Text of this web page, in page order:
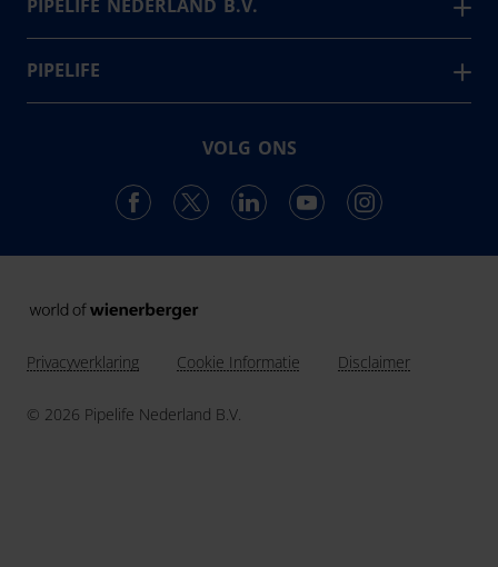
PIPELIFE NEDERLAND B.V.
Pipelife is één van de grootste producenten van
kunststof leidingsystemen in Europa. Sinds 1947
Landen in Europa
PIPELIFE
Over ons
VOLG ONS
Privacyverklaring Cookie Informatie Disclaimer
© 2026 Pipelife Nederland B.V.